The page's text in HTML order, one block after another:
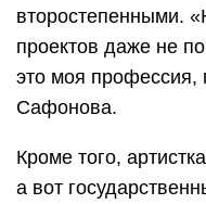
второстепенными.
проектов даже не
это моя
Сафонова.
Кроме того,
а вот